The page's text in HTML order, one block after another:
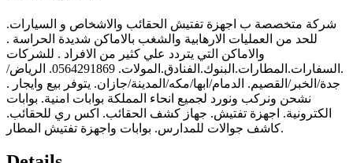
شركة متخصصة ب اجهزة تفتيش الحقائب والاشخاص و السيارات.
للحد من العمليات الارهابية والشغب بالاماكن شديدة الحراسة .
والاماكن التي يتردد علي كثير من الافراد . للشركات
.السفارات.المطارات.البنوك.الفنادق.المولات. 0564291869. الرياض/
جدة/الخبر/القصيم. الدمام/ابها/مكه/المدينة/جازان. يتوفر بيع وايجار .
نشحن ونركب ونورد لجميع انحاء المملكة بوابات امنية. بوابات
الكترونية. اجهزة تفتيش. جهاز كشف الحقائب. اكس ري للحقائب.
كاشف جوالات للمدارس. بوابات واجهزة تفتيش المطار.